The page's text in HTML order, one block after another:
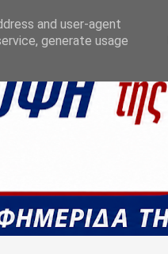
and user-agent
generate usage